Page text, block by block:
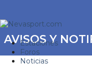
Estaciones
Foros
Noticias
AVISOS Y